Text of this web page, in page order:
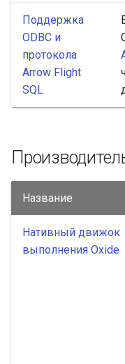
Поддержка
ODBC и
протокола
Arrow Flight
SQL
Название
Нативный движок
выполнения Oxide